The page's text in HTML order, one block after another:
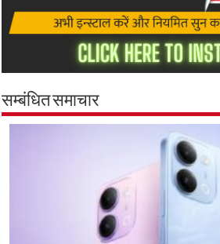
सम्बंधित समाचार